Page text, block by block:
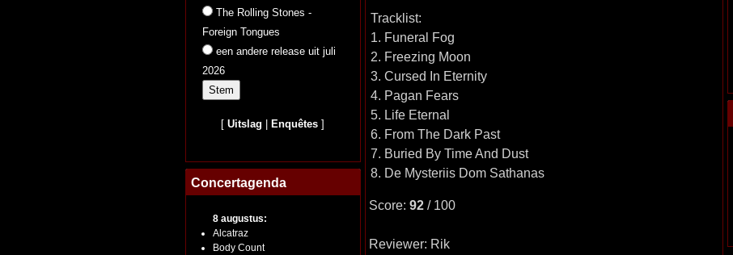
The Rolling Stones -
Foreign Tongues
een andere release uit juli
2026
[Uitslag Enquêtes ]
Concertagenda
8 augustus:
Alcatraz
Body Count
Tracklist:
1. Funeral Fog
2. Freezing Moon
3. Cursed In Eternity
4. Pagan Fears
5. Life Eternal
6. From The Dark Past
7. Buried By Time And Dust
8. De Mysteriis Dom Sathanas
Score: 92/ 100
Reviewer: Rik